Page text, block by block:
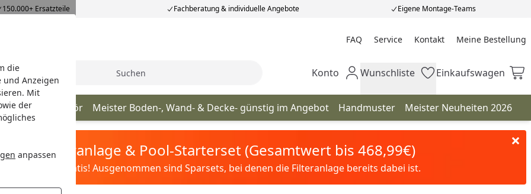
die
und Anzeigen
Mit
der
anpassen
150.000+ Ersatzteile Fachberatung & individuelle Angebote Eigene Montage-Teams
FAQ Service Kontakt Meine Bestellung
Meine Bestellung
Suche Mein Konto
Konto Wunschliste
Wunschliste Einkaufswagen
Einkaufswagen
Meister Zubehör Meister Boden-, Wand- & Decke- günstig im Angebot Handmuster Meister Neuheiten 2026
Sandfilteranlage & Pool-Starterset (Gesamtwert bis 468,99€)
Filter&Pflege gratis! Ausgenommen sind Sparsets, bei denen die Filteranlage bereits dabei ist.